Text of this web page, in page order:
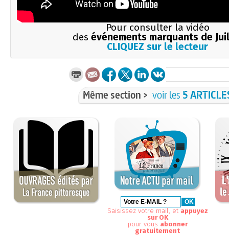
Pour consulter la vidéo
des événements marquants de
CLIQUEZ sur le lecteur
Même section > voir les 5
Saisissez votre mail, et appuyez
sur OK
pour vous abonner
gratuitement